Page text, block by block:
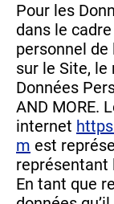
Pour les
dans le
personnel de
sur le Site,
Données
AND MORE.
internet
m est
représentant
En tant que